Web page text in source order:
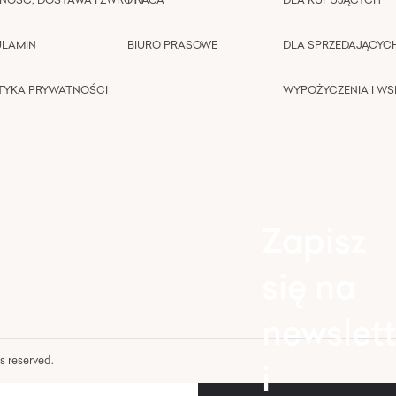
PRYWATNOŚCI
BIURO PRASOWE DLA
WYPOŻYCZENIA I
reserved.
i